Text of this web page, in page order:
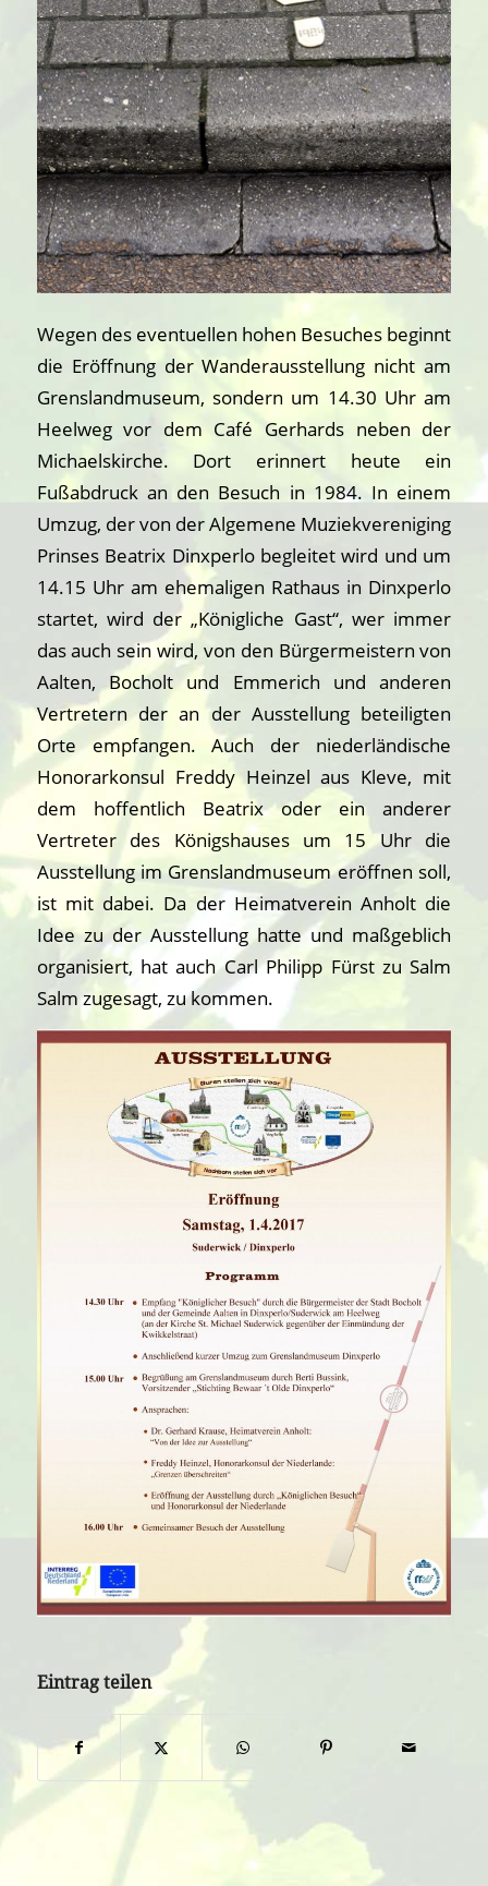
Wegen des eventuellen hohen Besuches beginnt
die Eröffnung der Wanderausstellung nicht am
Grenslandmuseum, sondern um 14.30 Uhr am
Heelweg vor dem Café Gerhards neben der
Michaelskirche. Dort erinnert heute ein
Fußabdruck an den Besuch in 1984. In einem
Umzug, der von der Algemene Muziekvereniging
Prinses Beatrix Dinxperlo begleitet wird und um
14.15 Uhr am ehemaligen Rathaus in Dinxperlo
startet, wird der „Königliche Gast“, wer immer
das auch sein wird, von den Bürgermeistern von
Aalten, Bocholt und Emmerich und anderen
Vertretern der an der Ausstellung beteiligten
Orte empfangen. Auch der niederländische
Honorarkonsul Freddy Heinzel aus Kleve, mit
dem hoffentlich Beatrix oder ein anderer
Vertreter des Königshauses um 15 Uhr die
Ausstellung im Grenslandmuseum eröffnen soll,
ist mit dabei. Da der Heimatverein Anholt die
Idee zu der Ausstellung hatte und maßgeblich
organisiert, hat auch Carl Philipp Fürst zu Salm
Salm zugesagt, zu kommen.
Eintrag teilen